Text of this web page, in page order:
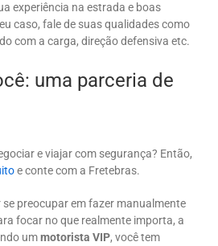
experiência na estrada e boas
caso, fale de suas qualidades como
com a carga, direção defensiva etc.
uma parceria de
e viajar com segurança? Então,
e conte com a Fretebras.
se preocupar em fazer manualmente
focar no que realmente importa, a
ummotorista VIP, você tem